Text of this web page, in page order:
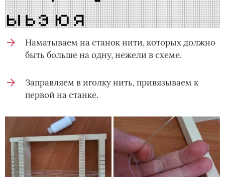
Наматываем на станок нити, которых должно
быть больше на одну, нежели в схеме.
Заправляем в иголку нить, привязываем к
первой на станке.